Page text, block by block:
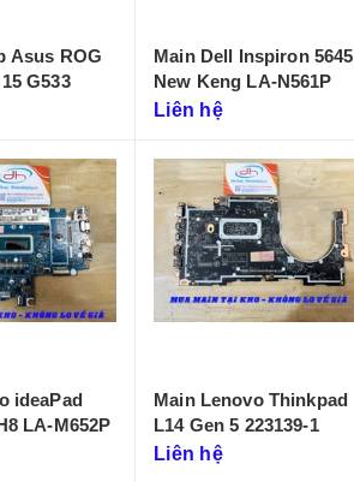
Asus ROG
G533
Main Dell Inspiron 5645
New Keng LA-N561P
Liên hệ
ideaPad
LA-M652P
Main Lenovo Thinkpad
L14 Gen 5 223139-1
Liên hệ